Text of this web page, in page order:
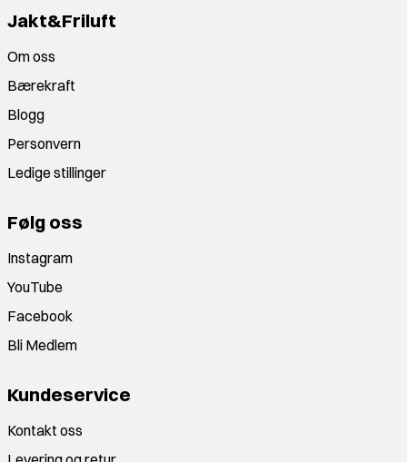
Jakt&Friluft
Om oss
Bærekraft
Blogg
Personvern
Ledige stillinger
Følg oss
Instagram
YouTube
Facebook
Bli Medlem
Kundeservice
Kontakt oss